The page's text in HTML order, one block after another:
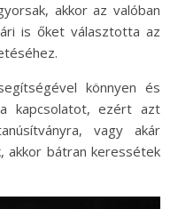
akkor az valóban
is őket választotta az
könnyen és
kapcsolatot, ezért azt
vagy akár
akkor bátran keressétek